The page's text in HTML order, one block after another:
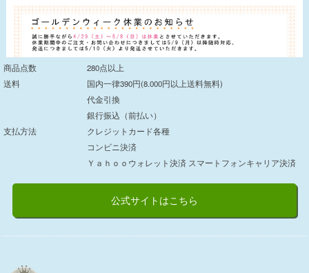
商品点数
280点以上
送料
国内一律390円(8.000円以上送料無料)
支払方法
代金引換
銀行振込（前払い）
クレジットカード各種
コンビニ決済
Ｙａｈｏｏウォレット決済 スマートフォンキャリア決済
公式サイトはこちら